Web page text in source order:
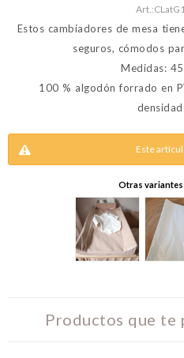
Estos cambiadores de mesa
seguros, cómodos
Medidas:
100 % algodón forrado en
Este
Otras
Productos que te